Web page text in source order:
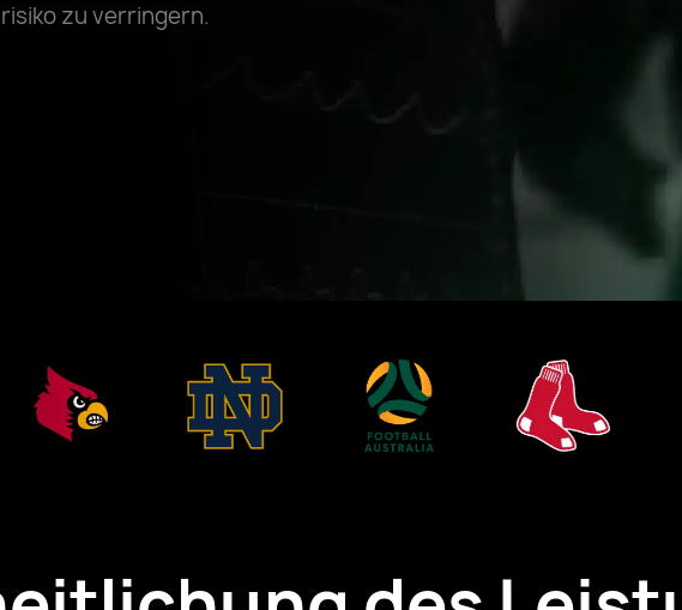
zu verringern.